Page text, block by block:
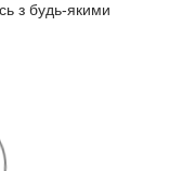
з будь-якими